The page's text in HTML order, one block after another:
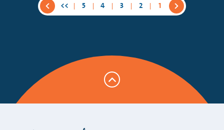
1
2
3
4
5
>>